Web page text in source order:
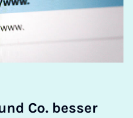
Co. bess­er